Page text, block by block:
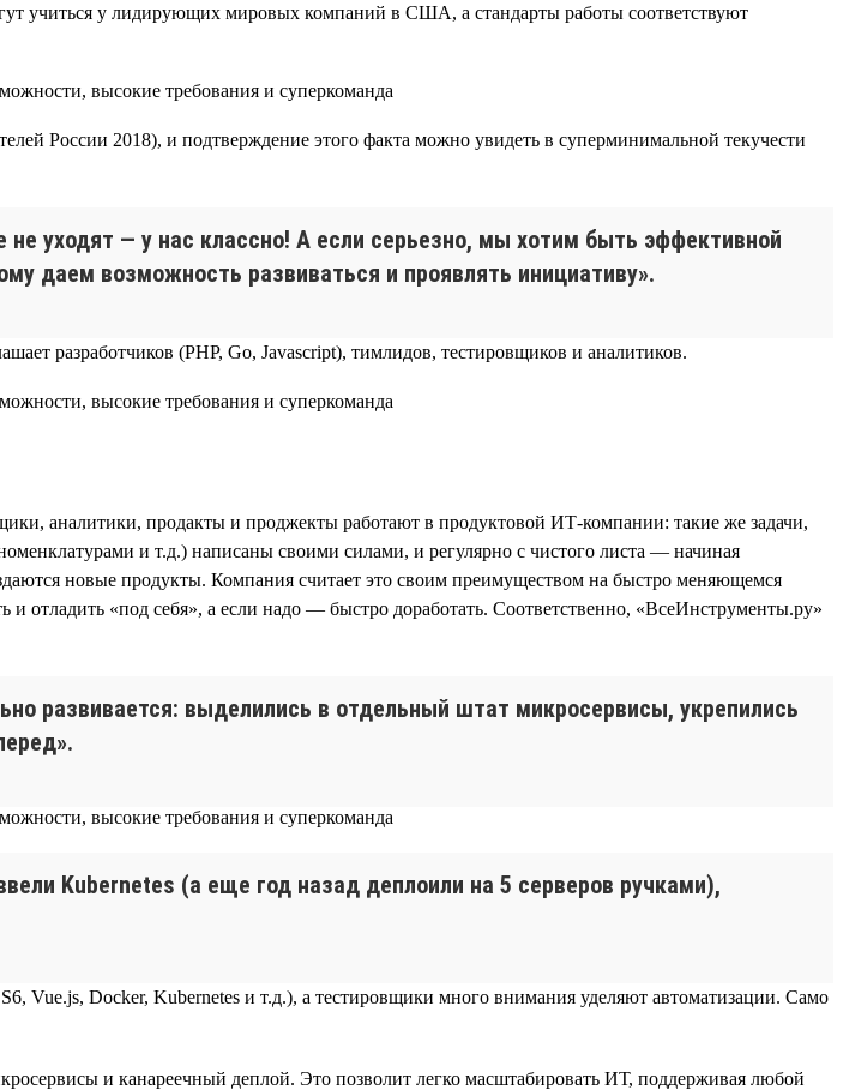
учиться у лидирующих мировых компаний в США, а стандарты работы соответствуют
России 2018), и подтверждение этого факта можно увидеть в суперминимальной текучести
уходят — у нас классно! А если серьезно, мы хотим быть эффективной
даем возможность развиваться и проявлять инициативу».
разработчиков (PHP, Go, Javascript), тимлидов, тестировщиков и аналитиков.
аналитики, продакты и проджекты работают в продуктовой ИТ-компании: такие же задачи,
и т.д.) написаны своими силами, и регулярно с чистого листа — начиная
новые продукты. Компания считает это своим преимуществом на быстро меняющемся
«под себя», а если надо — быстро доработать. Соответственно, «ВсеИнструменты.ру»
развивается: выделились в отдельный штат микросервисы, укрепились
Kubernetes (а еще год назад деплоили на 5 серверов ручками),
Vue.js, Docker, Kubernetes и т.д.), а тестировщики много внимания уделяют автоматизации. Само
и канареечный деплой. Это позволит легко масштабировать ИТ, поддерживая любой